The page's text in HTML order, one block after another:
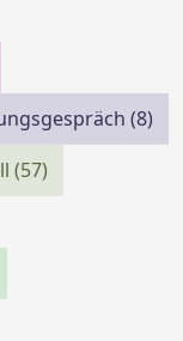
(8)
(57)